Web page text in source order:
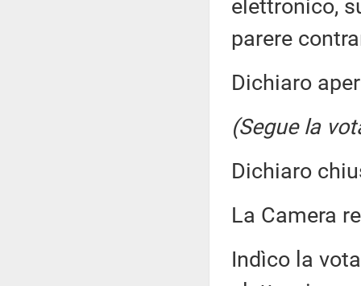
elettronico,
parere
Dichiaro
(Segue la
Dichiaro
La Camera
Indìco la